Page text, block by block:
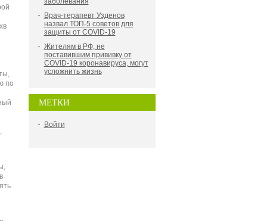
Врач-терапевт Узденов
назвал ТОП-5 советов для
защиты от COVID-19
Жителям в РФ, не
поставившим прививку от
COVID-19 коронавируса, могут
усложнить жизнь
МЕТКИ
Войти
по